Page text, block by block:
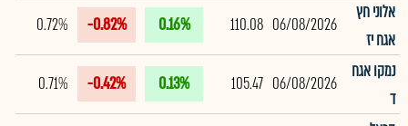
אלוני חץ
אגח יז
06/08/2026
110.08
0.16%
-0.82%
0.72%
נמקו אגח
ד
06/08/2026
105.47
0.13%
-0.42%
0.71%